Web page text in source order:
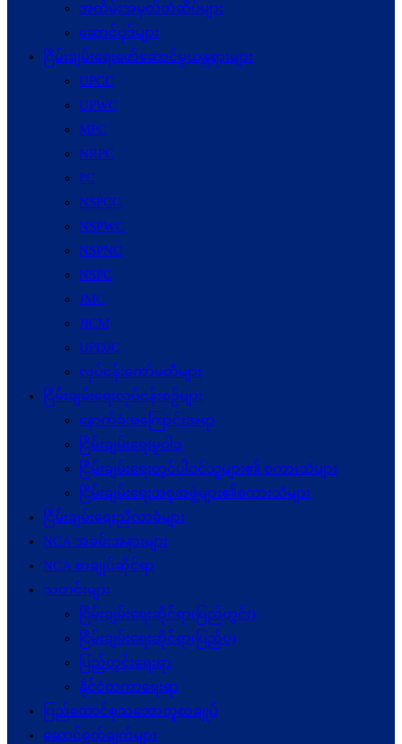
အထိမ်းအမှတ်တံဆိပ်များ
ဆောင်ပုဒ်များ
ငြိမ်းချမ်းရေးဖော်‌ဆောင်မှုယန္တရားများ
UPCC
UPWC
MPC
NRPC
PC
NSPCC
NSPWC
NSPNC
NSPC
JMC
JICM
UPDJC
လုပ်ငန်းကော်မတီများ
ငြိမ်းချမ်းရေးလုပ်ငန်းစဉ်များ
နောက်ခံအကြောင်းအရာ
ငြိမ်းချမ်းရေးမူဝါဒ
ငြိမ်းချမ်းရေးတွင်ပါဝင်သူများ၏ စကားသံများ
ငြိမ်းချမ်းရေးအစုအဖွဲ့များ၏စကားသံများ
ငြိမ်းချမ်းရေးညီလာခံများ
NCA အခမ်းအနားများ
NCA စာချုပ်ဆိုင်ရာ
သတင်းများ
ငြိမ်းချမ်းရေးဆိုင်ရာ(ပြည်တွင်း)
ငြိမ်းချမ်းရေးဆိုင်ရာ(ပြည်ပ)
ပြည်တွင်းရေးရာ
နိုင်ငံတကာရေးရာ
ပြည်ထောင်စုသဘောတူစာချုပ်
ဆောင်ရွက်ချက်များ